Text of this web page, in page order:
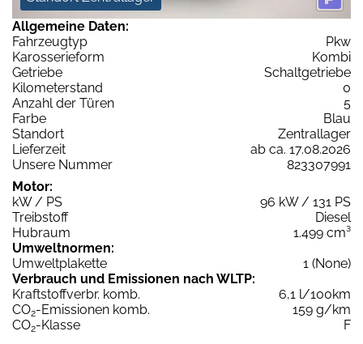
Allgemeine Daten:
Fahrzeugtyp
Pkw
Karosserieform
Kombi
Getriebe
Schaltgetriebe
Kilometerstand
0
Anzahl der Türen
5
Farbe
Blau
Standort
Zentrallager
Lieferzeit
ab ca. 17.08.2026
Unsere Nummer
823307991
Motor:
kW / PS
96 kW / 131 PS
Treibstoff
Diesel
Hubraum
1.499 cm³
Umweltnormen:
Umweltplakette
1 (None)
Verbrauch und Emissionen nach WLTP:
Kraftstoffverbr. komb.
6,1 l/100km
CO2-Emissionen komb.
159 g/km
CO2-Klasse
F